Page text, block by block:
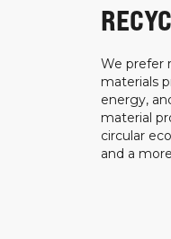
We prefer
materials
energy,
material
circular
and a